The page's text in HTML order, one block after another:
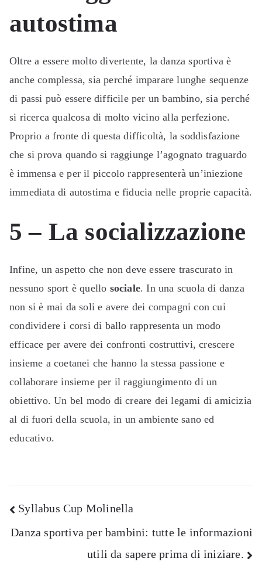
autostima
Oltre a essere molto divertente, la danza sportiva è
anche complessa, sia perché imparare lunghe sequenze
di passi può essere difficile per un bambino, sia perché
si ricerca qualcosa di molto vicino alla perfezione.
Proprio a fronte di questa difficoltà, la soddisfazione
che si prova quando si raggiunge l’agognato traguardo
è immensa e per il piccolo rappresenterà un’iniezione
immediata di autostima e fiducia nelle proprie capacità.
5 – La socializzazione
Infine, un aspetto che non deve essere trascurato in
nessuno sport è quello sociale. In una scuola di danza
non si è mai da soli e avere dei compagni con cui
condividere i corsi di ballo rappresenta un modo
efficace per avere dei confronti costruttivi, crescere
insieme a coetanei che hanno la stessa passione e
collaborare insieme per il raggiungimento di un
obiettivo. Un bel modo di creare dei legami di amicizia
al di fuori della scuola, in un ambiente sano ed
educativo.
Navigazione
articoli
Syllabus Cup Molinella
Danza sportiva per bambini: tutte le informazioni
utili da sapere prima di iniziare.